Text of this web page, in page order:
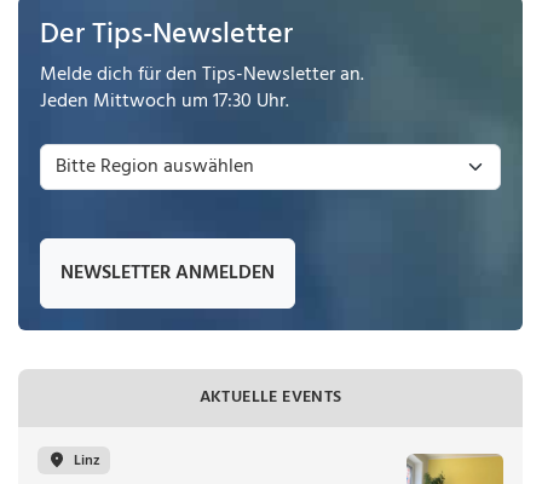
Der Tips-Newsletter
Melde dich für den Tips-Newsletter an.
Jeden Mittwoch um 17:30 Uhr.
NEWSLETTER ANMELDEN
AKTUELLE EVENTS
Linz